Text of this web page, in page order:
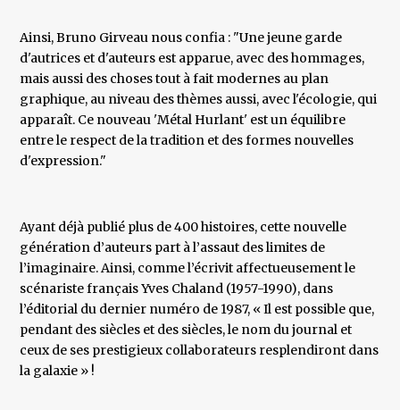
Ainsi, Bruno Girveau nous confia : "Une jeune garde
d'autrices et d'auteurs est apparue, avec des hommages,
mais aussi des choses tout à fait modernes au plan
graphique, au niveau des thèmes aussi, avec l'écologie, qui
apparaît. Ce nouveau 'Métal Hurlant' est un équilibre
entre le respect de la tradition et des formes nouvelles
d'expression."
Ayant déjà publié plus de 400 histoires, cette nouvelle
génération d’auteurs part à l’assaut des limites de
l’imaginaire. Ainsi, comme l’écrivit affectueusement le
scénariste français Yves Chaland (1957-1990), dans
l’éditorial du dernier numéro de 1987, « Il est possible que,
pendant des siècles et des siècles, le nom du journal et
ceux de ses prestigieux collaborateurs resplendiront dans
la galaxie » !